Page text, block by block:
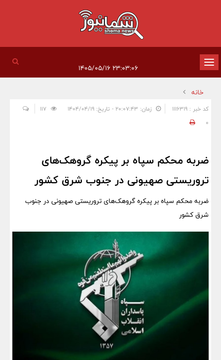
تغییر
وضعیت
ناوبری
خانه
کد خبر : 1116319 زمان: ۲۰:۰۷:۴۳ - تاریخ: ۱۴۰۴/۰۴/۱۹
0
ضربه محکم سپاه بر پیکره گروهک‌های
تروریستی صهیونی در جنوب شرق کشور
ضربه محکم سپاه بر پیکره گروهک‌های تروریستی صهیونی در جنوب
شرق کشور